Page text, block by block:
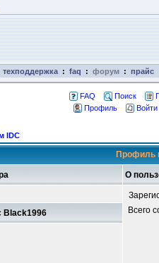
техподдержка : faq : форум : прайс
FAQ Поиск
Профиль
IDC
Профиль
О
Всего
Black1996